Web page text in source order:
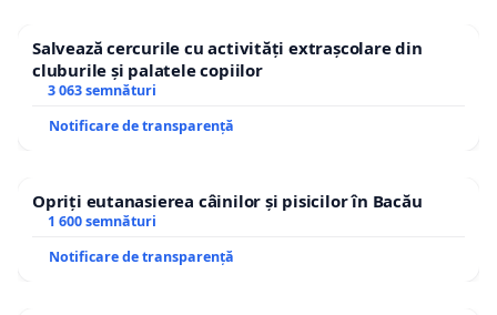
Salvează cercurile cu activități extrașcolare din
cluburile și palatele copiilor
3 063 semnături
Notificare de transparență
Opriți eutanasierea câinilor și pisicilor în Bacău
1 600 semnături
Notificare de transparență